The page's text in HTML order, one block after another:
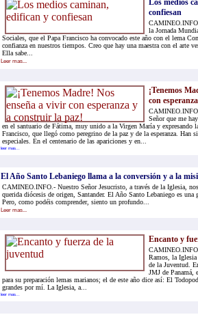
Los medios
confiesan
la Jornada
Sociales, que el Papa Francisco ha convocado este año con el lema
confianza en nuestros tiempos. Creo que hay una maestra con el arte
Ella sabe...
Leer mas...
¡Tenemos
con
Señor que me
en el santuario de Fátima, muy unido a la Virgen María y expresando
Francisco, que llegó como peregrino de la paz y de la esperanza. Han
especiales. En el centenario de las apariciones y en...
leer mas...
El Año Santo Lebaniego llama a la conversión y a la
CAMINEO.INFO.- Nuestro Señor Jesucristo, a través de la Iglesia,
querida diócesis de origen, Santander. El Año Santo Lebaniego es una
Pero, como podéis comprender, siento un profundo...
Leer mas...
Encanto y
Ramos, la
de la Juventud.
JMJ de Panamá,
para su preparación lemas marianos; el de este año dice así: El
grandes por mí. La Iglesia, a...
leer mas...